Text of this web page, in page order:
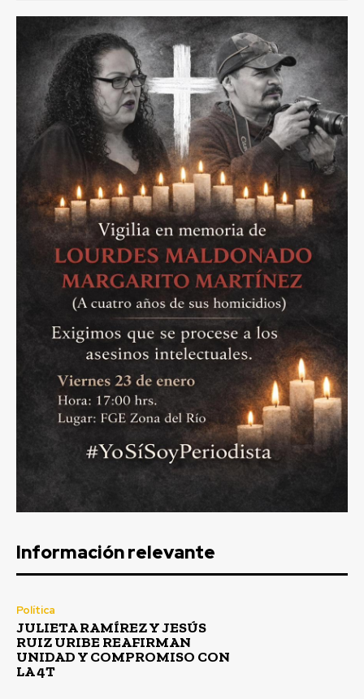
Información relevante
Política
JULIETA RAMÍREZ Y JESÚS
RUIZ URIBE REAFIRMAN
UNIDAD Y COMPROMISO CON
LA 4T